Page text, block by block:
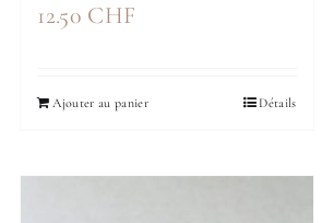
12.50 CHF
Ajouter au panier Détails